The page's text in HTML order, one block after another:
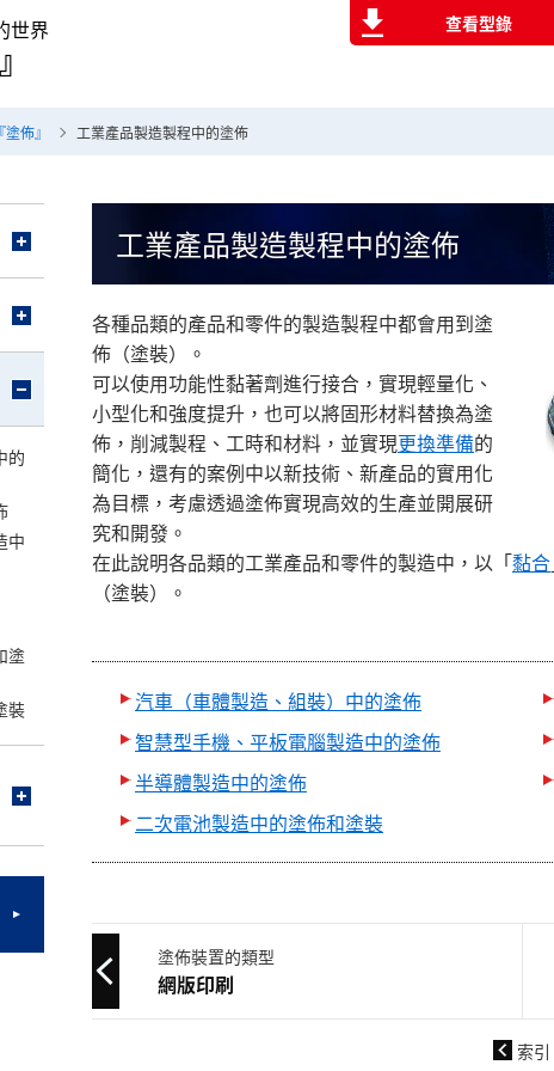
世界 查看型錄
佈』 工業產品製造製程中的塗佈
工業產品製造製程中的塗佈
各種品類的產品和零件的製造製程中都會用到塗
佈（塗裝）。
可以使用功能性黏著劑進行接合，實現輕量化、
小型化和強度提升，也可以將固形材料替換為塗
佈，削減製程、工時和材料，並實現更換準備的
簡化，還有的案例中以新技術、新產品的實用化
為目標，考慮透過塗佈實現高效的生產並開展研
究和開發。
在此說明各品類的工業產品和零件的製造中，以「黏合
（塗裝）。
汽車（車體製造、組裝）中的塗佈
智慧型手機、平板電腦製造中的塗佈
半導體製造中的塗佈
二次電池製造中的塗佈和塗裝
塗佈裝置的類型
網版印刷
索引
的
中
塗
裝